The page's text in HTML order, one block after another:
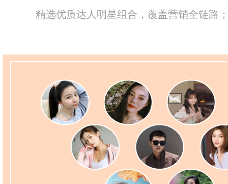
精选优质达人明星组合，覆盖营销全链路